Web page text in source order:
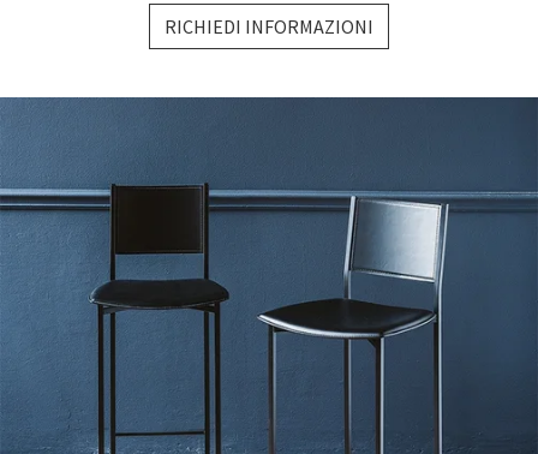
RICHIEDI INFORMAZIONI